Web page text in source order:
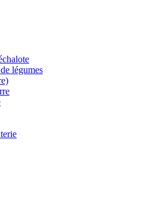
légumes